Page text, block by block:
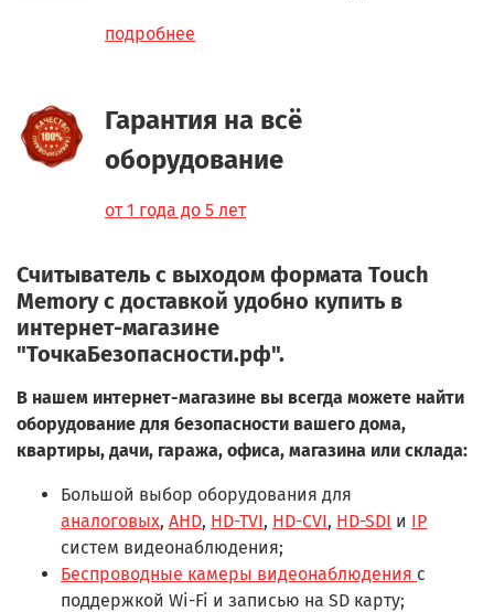
подробнее
Гарантия на всё
оборудование
от 1 года до 5 лет
Считыватель с выходом формата Touch
Memory с доставкой удобно купить в
интернет-магазине
"ТочкаБезопасности.рф".
В нашем интернет-магазине вы всегда можете найти
оборудование для безопасности вашего дома,
квартиры, дачи, гаража, офиса, магазина или склада:
Большой выбор оборудования для
аналоговых, AHD, HD-TVI, HD-CVI, HD-SDI и IP
систем видеонаблюдения;
Беспроводные камеры видеонаблюдения с
поддержкой Wi-Fi и записью на SD карту;